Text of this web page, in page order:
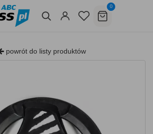
0
powrót do listy produktów